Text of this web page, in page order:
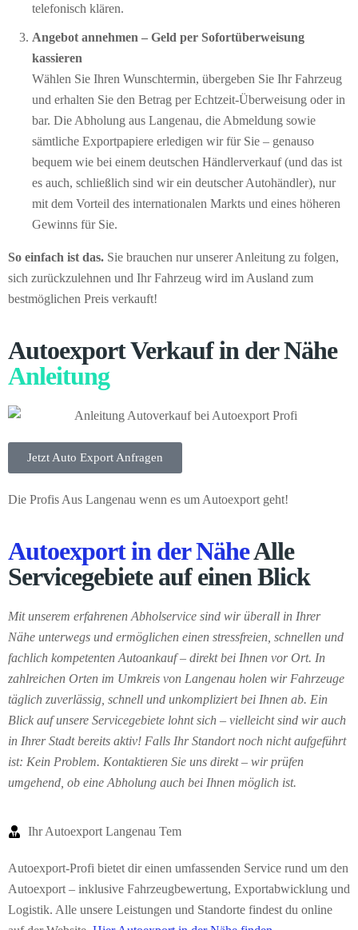
telefonisch klären.
Angebot annehmen – Geld per Sofort­überweisung
kassieren
Wählen Sie Ihren Wunschtermin, übergeben Sie Ihr Fahrzeug
und erhalten Sie den Betrag per Echtzeit-Überweisung oder in
bar. Die Abholung aus Langenau, die Abmeldung sowie
sämtliche Exportpapiere erledigen wir für Sie – genauso
bequem wie bei einem deutschen Händlerverkauf (und das ist
es auch, schließlich sind wir ein deutscher Autohändler), nur
mit dem Vorteil des internationalen Markts und eines höheren
Gewinns für Sie.
So einfach ist das. Sie brauchen nur unserer Anleitung zu folgen,
sich zurückzulehnen und Ihr Fahrzeug wird im Ausland zum
bestmöglichen Preis verkauft!
Autoexport Verkauf in der Nähe
Anleitung
Jetzt Auto Export Anfragen
Die Profis Aus Langenau wenn es um Autoexport geht!
Autoexport in der NäheAlle
Servicegebiete auf einen Blick
Mit unserem erfahrenen Abholservice sind wir überall in Ihrer
Nähe unterwegs und ermöglichen einen stressfreien, schnellen und
fachlich kompetenten Autoankauf – direkt bei Ihnen vor Ort. In
zahlreichen Orten im Umkreis von Langenau holen wir Fahrzeuge
täglich zuverlässig, schnell und unkompliziert bei Ihnen ab. Ein
Blick auf unsere Servicegebiete lohnt sich – vielleicht sind wir auch
in Ihrer Stadt bereits aktiv! Falls Ihr Standort noch nicht aufgeführt
ist: Kein Problem. Kontaktieren Sie uns direkt – wir prüfen
umgehend, ob eine Abholung auch bei Ihnen möglich ist.
Ihr Autoexport Langenau Tem
Autoexport-Profi bietet dir einen umfassenden Service rund um den
Autoexport – inklusive Fahrzeugbewertung, Exportabwicklung und
Logistik. Alle unsere Leistungen und Standorte findest du online